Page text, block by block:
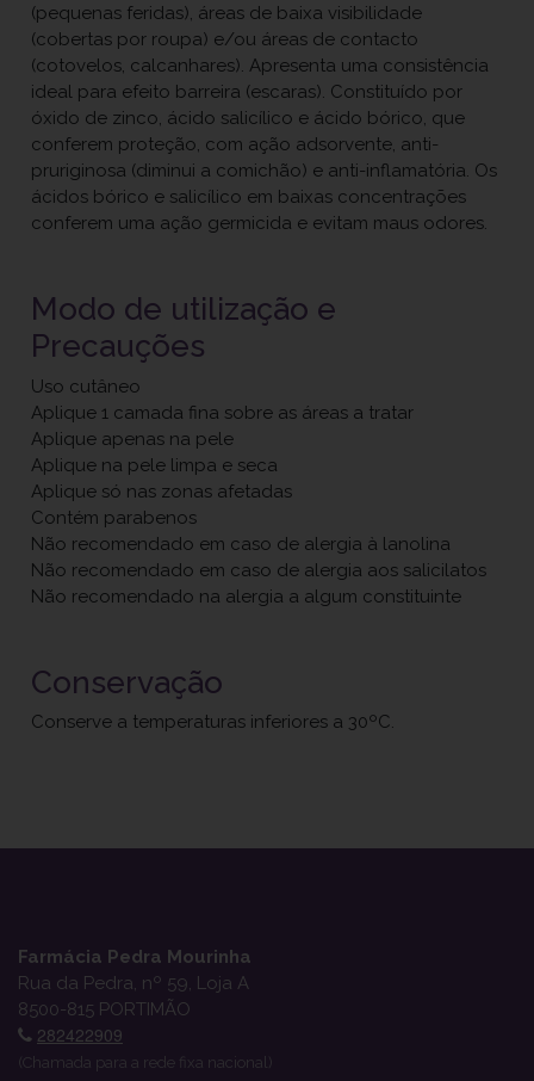
(pequenas feridas), áreas de baixa visibilidade
(cobertas por roupa) e/ou áreas de contacto
(cotovelos, calcanhares). Apresenta uma consistência
ideal para efeito barreira (escaras). Constituído por
óxido de zinco, ácido salicílico e ácido bórico, que
conferem proteção, com ação adsorvente, anti-
pruriginosa (diminui a comichão) e anti-inflamatória. Os
ácidos bórico e salicílico em baixas concentrações
conferem uma ação germicida e evitam maus odores.
Modo de utilização e
Precauções
Uso cutâneo
Aplique 1 camada fina sobre as áreas a tratar
Aplique apenas na pele
Aplique na pele limpa e seca
Aplique só nas zonas afetadas
Contém parabenos
Não recomendado em caso de alergia à lanolina
Não recomendado em caso de alergia aos salicilatos
Não recomendado na alergia a algum constituinte
Conservação
Conserve a temperaturas inferiores a 30ºC.
Farmácia Pedra Mourinha
Rua da Pedra, nº 59, Loja A
8500-815 PORTIMÃO
282422909
(Chamada para a rede fixa nacional)